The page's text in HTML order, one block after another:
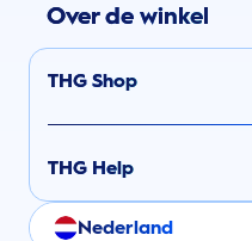
Over de winkel
THG Shop
THG Help
Nederland